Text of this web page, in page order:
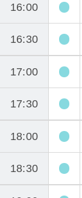
16:00
16:30
17:00
17:30
18:00
18:30